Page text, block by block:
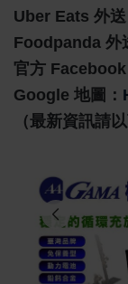
Uber Eats 外送
Foodpanda 外
官方 Facebook
Google 地圖：
（最新資訊請